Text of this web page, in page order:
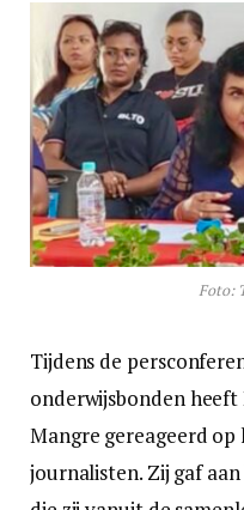
Foto:
Tijdens de
onderwijsbonden
Mangre gereageerd
journalisten. Zij gaf